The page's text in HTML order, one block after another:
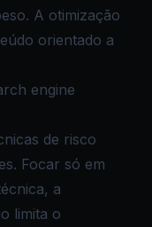
A otimização
orientado a
engine
de risco
Focar só em
a
limita o